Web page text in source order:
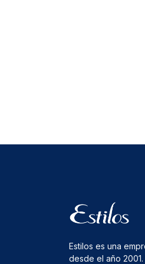
Estilos es una
desde el año